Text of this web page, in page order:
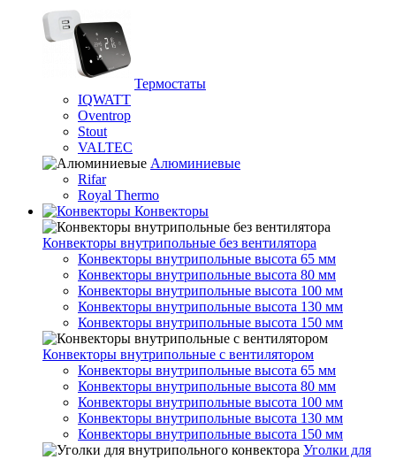
Термостаты
IQWATT
Oventrop
Stout
VALTEC
Алюминиевые
Rifar
Royal Thermo
Конвекторы
Конвекторы внутрипольные без вентилятора
Конвекторы внутрипольные высота 65 мм
Конвекторы внутрипольные высота 80 мм
Конвекторы внутрипольные высота 100 мм
Конвекторы внутрипольные высота 130 мм
Конвекторы внутрипольные высота 150 мм
Конвекторы внутрипольные с вентилятором
Конвекторы внутрипольные высота 65 мм
Конвекторы внутрипольные высота 80 мм
Конвекторы внутрипольные высота 100 мм
Конвекторы внутрипольные высота 130 мм
Конвекторы внутрипольные высота 150 мм
Уголки для